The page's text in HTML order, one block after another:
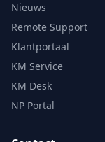
Nieuws
Remote Support
Klantportaal
KM Service
KM Desk
NP Portal